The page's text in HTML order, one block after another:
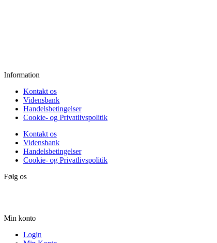
Information
Kontakt os
Vidensbank
Handelsbetingelser
Cookie- og Privatlivspolitik
Kontakt os
Vidensbank
Handelsbetingelser
Cookie- og Privatlivspolitik
Følg os
Min konto
Login